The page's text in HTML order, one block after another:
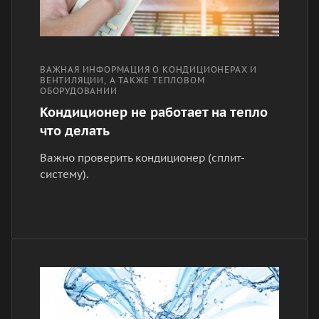
ВАЖНАЯ ИНФОРМАЦИЯ О КОНДИЦИОНЕРАХ И
ВЕНТИЛЯЦИИ, А ТАКЖЕ ТЕПЛОВОМ
ОБОРУДОВАНИИ
Кондиционер не работает на тепло
что делать
Важно проверить кондиционер (сплит-
систему).